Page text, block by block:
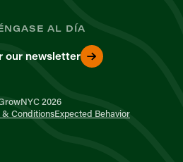
AL DÍA
our newsletter
2026
& ConditionsExpected Behavior